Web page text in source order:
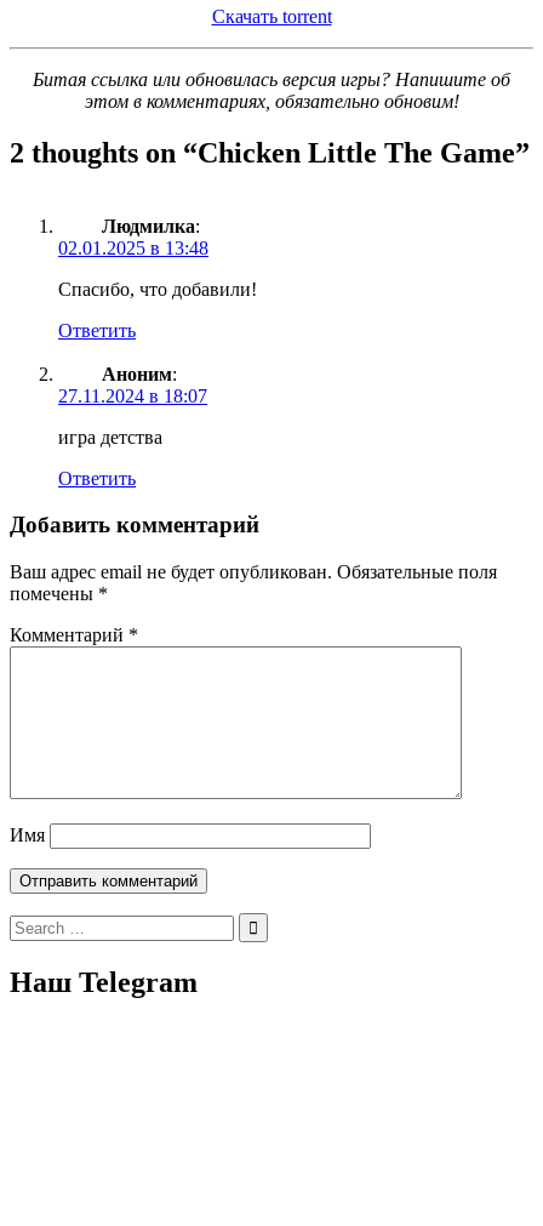
Скачать torrent
Битая ссылка или обновилась версия игры? Напишите об
этом в комментариях, обязательно обновим!
2 thoughts on “Chicken Little The Game”
Людмилка:
02.01.2025 в 13:48
Спасибо, что добавили!
Ответить
Аноним:
27.11.2024 в 18:07
игра детства
Ответить
Добавить комментарий
Ваш адрес email не будет опубликован. Обязательные поля
помечены *
Комментарий *
Имя
Search
for:
Наш Telegram